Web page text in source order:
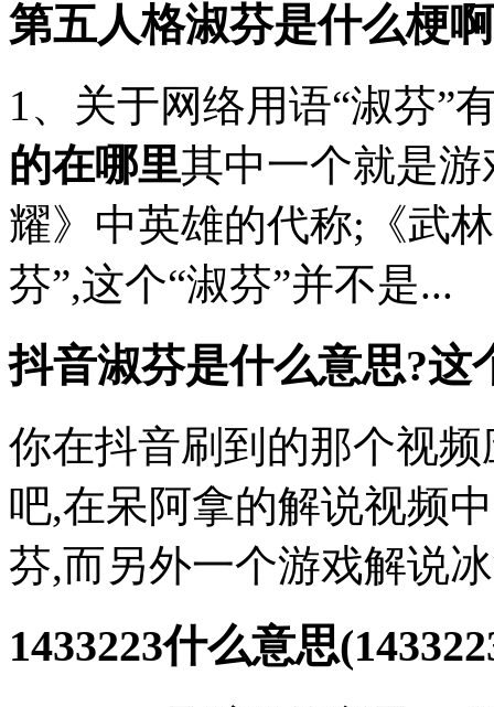
第五人格淑芬是什么梗
1、关于网络用语“淑芬”
的在哪里其中一个就是游
耀》中英雄的代称;《武
芬”,这个“淑芬”并不是...
抖音淑芬是什么意思?这
你在抖音刷到的那个视
吧,在呆阿拿的解说视频
芬,而另外一个游戏解说
1433223什么意思